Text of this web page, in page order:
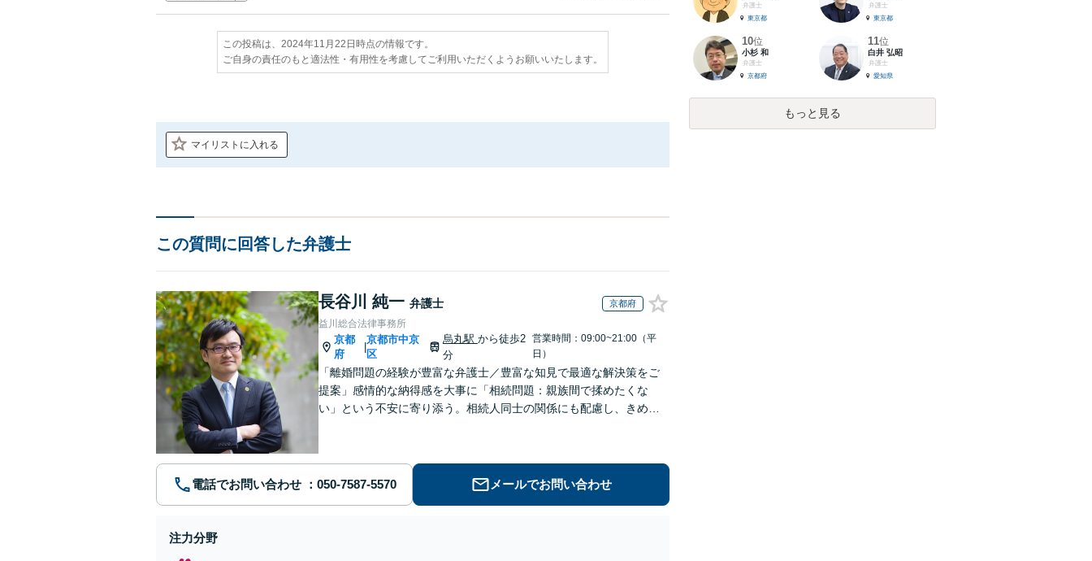
この投稿は、2024年11月22日時点の情報です。
ご自身の責任のもと適法性・有用性を考慮してご利用いただくようお願いいたします。
マイリストに入れる
この質問に回答した弁護士
長谷川 純一 弁護士 京都府
益川総合法律事務所
京都
府
|
京都市中京
区
烏丸駅 から徒歩2
分
営業時間：09:00~21:00（平
日）
「離婚問題の経験が豊富な弁護士／豊富な知見で最適な解決策をご
提案」感情的な納得感を大事に「相続問題：親族間で揉めたくな
い」という不安に寄り添う。相続人同士の関係にも配慮し、きめ細
電話でお問い合わせ メールでお問い合わせ
注力分野
弁護士
東京都
弁護士
東京都
10位
小杉 和
弁護士
京都府
11位
白井 弘昭
弁護士
愛知県
もっと見る